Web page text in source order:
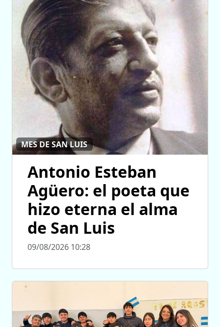
MES DE SAN LUIS
Antonio Esteban
Agüero: el poeta que
hizo eterna el alma
de San Luis
09/08/2026 10:28